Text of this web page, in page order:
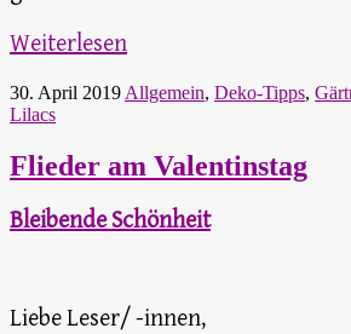
Weiterlesen
30. April 2019 Allgemein, Deko-Tipps,
Lilacs
Flieder am Valentinstag
Bleibende Schönheit
Liebe Leser/ -innen,